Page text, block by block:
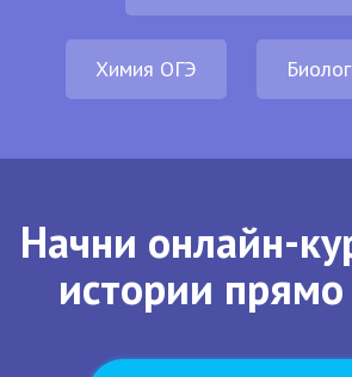
Химия ОГЭ
Начни онлайн-
истории прямо